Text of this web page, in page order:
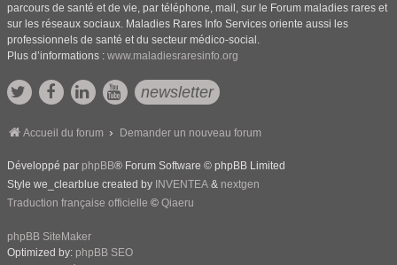
parcours de santé et de vie, par téléphone, mail, sur le Forum maladies rares et
sur les réseaux sociaux. Maladies Rares Info Services oriente aussi les
professionnels de santé et du secteur médico-social.
Plus d’informations : www.maladiesraresinfo.org
newsletter
Accueil du forum Demander un nouveau forum
Développé par phpBB® Forum Software © phpBB Limited
Style we_clearblue created by INVENTEA & nextgen
Traduction française officielle © Qiaeru
phpBB SiteMaker
Optimized by: phpBB SEO